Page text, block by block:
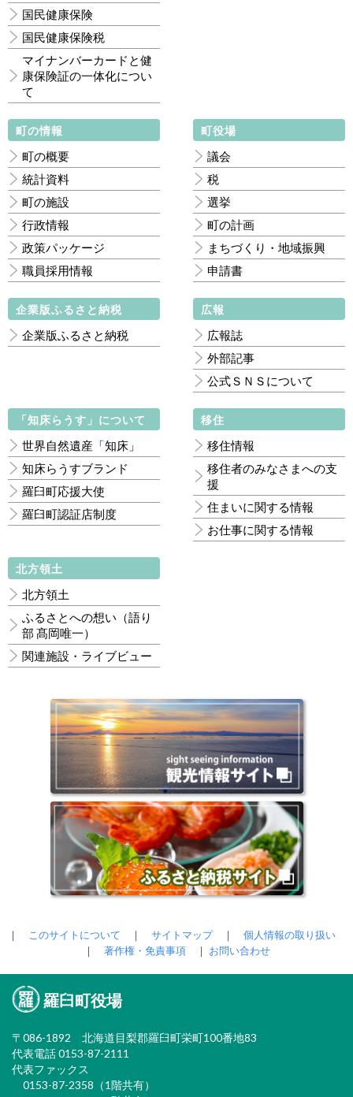
国民健康保険
国民健康保険税
マイナンバーカードと健
康保険証の一体化につい
て
町の情報
町の概要
統計資料
町の施設
行政情報
政策パッケージ
職員採用情報
町役場
議会
税
選挙
町の計画
まちづくり・地域振興
申請書
企業版ふるさと納税
企業版ふるさと納税
広報
広報誌
外部記事
公式ＳＮＳについて
「知床らうす」について
世界自然遺産「知床」
知床らうすブランド
羅臼町応援大使
羅臼町認証店制度
移住
移住情報
移住者のみなさまへの支
援
住まいに関する情報
お仕事に関する情報
北方領土
北方領土
ふるさとへの想い（語り
部 髙岡唯一）
関連施設・ライブビュー
｜ このサイトについて ｜ サイトマップ｜ 個人情報の取り扱い
｜ 著作権・免責事項｜ お問い合わせ
羅臼町役場
〒086-1892 北海道目梨郡羅臼町栄町100番地83
代表電話 0153-87-2111
代表ファックス
0153-87-2358（1階共有）